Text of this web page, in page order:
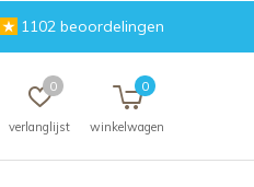
verlanglijst
0
winkelwagen
0
1102 beoordelingen